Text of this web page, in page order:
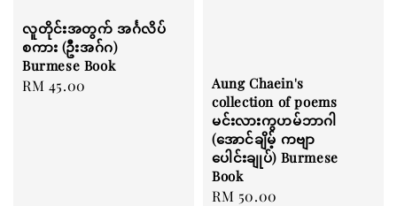
လူတိုင်းအတွက် အင်္ဂလိပ်
စကား (ဦးအဂ်ဂ)
Burmese Book
Regular
RM 45.00
Aung Chaein's
collection of poems
မင်းလားကွဟမ်ဘာဂါ
(အောင်ချိမ့် ကဗျာ
ပေါင်းချုပ်) Burmese
Book
Regular
RM 50.00